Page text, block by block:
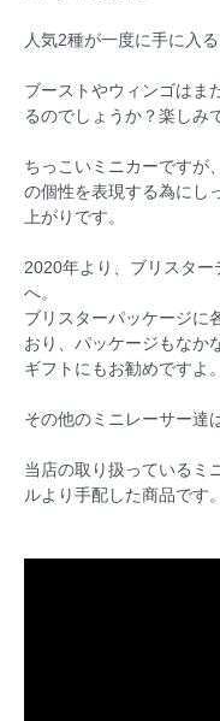
人気2種が一度に手に入
ブーストやウィンゴはま
るのでしょうか？楽しみ
ちっこいミニカーですが
の個性を表現する為にし
上がりです。
2020年より、ブリスタ
へ。
ブリスターパッケージに
おり、パッケージもなか
ギフトにもお勧めですよ。
その他のミニレーサー達
当店の取り扱っているミ
ルより手配した商品です。